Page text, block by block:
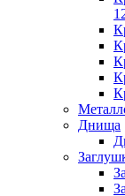
Днища